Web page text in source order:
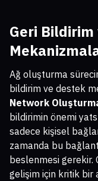
Geri
Ağ oluşturma
bildirim ve destek
Network
bildirimin önemi
sadece kişisel
zamanda bu
beslenmesi
gelişim için kritik bir